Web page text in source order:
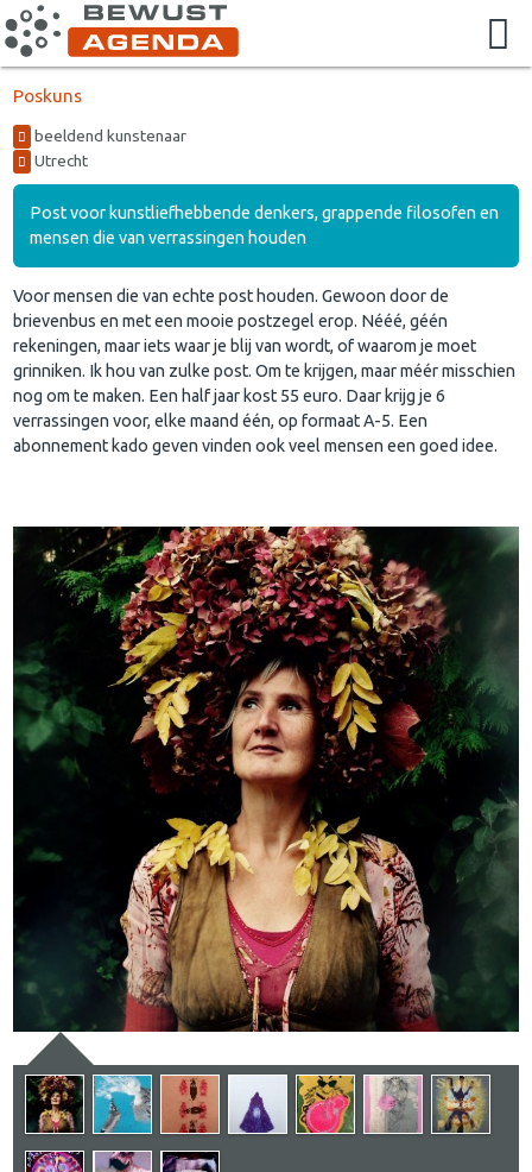
Poskuns
beeldend kunstenaar
Utrecht
Post voor kunstliefhebbende denkers, grappende filosofen en
mensen die van verrassingen houden
Voor mensen die van echte post houden. Gewoon door de
brievenbus en met een mooie postzegel erop. Nééé, géén
rekeningen, maar iets waar je blij van wordt, of waarom je moet
grinniken. Ik hou van zulke post. Om te krijgen, maar méér misschien
nog om te maken. Een half jaar kost 55 euro. Daar krijg je 6
verrassingen voor, elke maand één, op formaat A-5. Een
abonnement kado geven vinden ook veel mensen een goed idee.